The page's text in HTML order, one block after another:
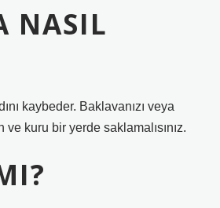
NASIL
kaybeder. Baklavanızı veya
ve kuru bir yerde saklamalısınız.